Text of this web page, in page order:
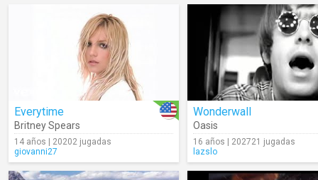
Everytime
Britney Spears
14 años | 20202 jugadas
giovanni27
Wonderwall
Oasis
16 años | 202721 jugadas
lazslo